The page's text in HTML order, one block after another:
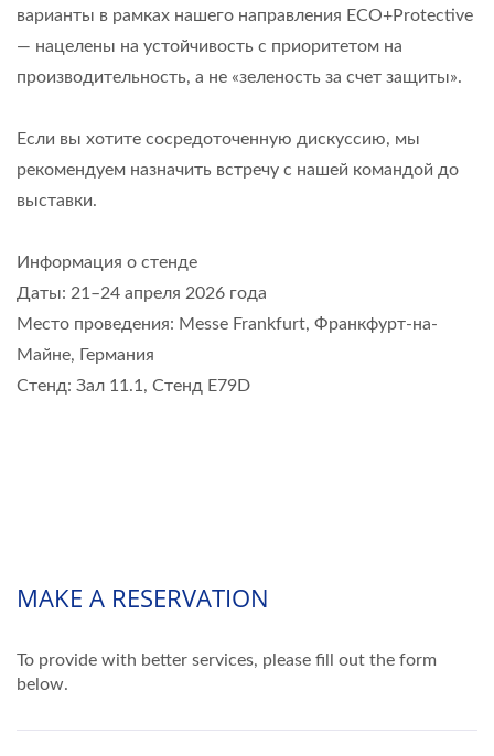
варианты в рамках нашего направления ECO+Protective
— нацелены на устойчивость с приоритетом на
производительность, а не «зеленость за счет защиты».
Если вы хотите сосредоточенную дискуссию, мы
рекомендуем назначить встречу с нашей командой до
выставки.
Информация о стенде
Даты: 21–24 апреля 2026 года
Место проведения: Messe Frankfurt, Франкфурт-на-
Майне, Германия
Стенд: Зал 11.1, Стенд E79D